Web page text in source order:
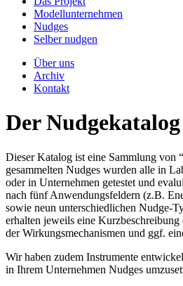
Modellunternehmen
Nudges
Selber nudgen
Über uns
Archiv
Kontakt
Der Nudgekatalog
Dieser Katalog ist eine Sammlung von
gesammelten Nudges wurden alle in
oder in Unternehmen getestet und
nach fünf Anwendungsfeldern (z.B.
sowie neun unterschiedlichen Nudge-
erhalten jeweils eine Kurzbeschreibung
der Wirkungsmechanismen und ggf.
Wir haben zudem Instrumente
in Ihrem Unternehmen Nudges